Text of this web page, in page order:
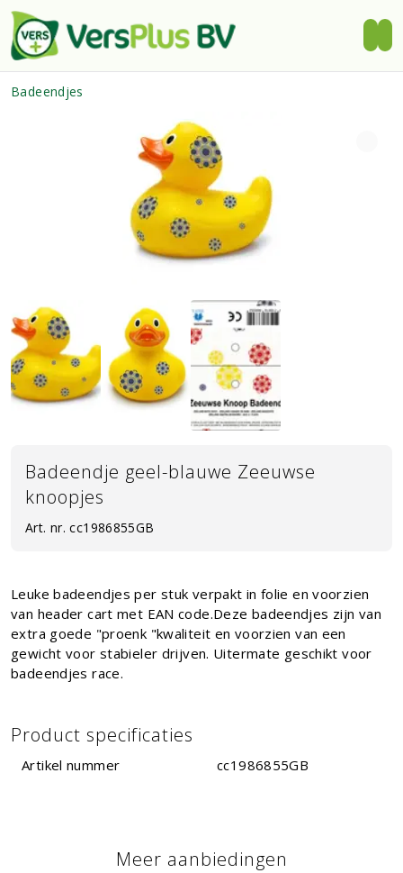
Badeendjes
Badeendje geel-blauwe Zeeuwse
knoopjes
Art. nr. cc1986855GB
Leuke badeendjes per stuk verpakt in folie en voorzien
van header cart met EAN code.Deze badeendjes zijn van
extra goede "proenk "kwaliteit en voorzien van een
gewicht voor stabieler drijven. Uitermate geschikt voor
badeendjes race.
Product specificaties
Artikel nummer cc1986855GB
Meer aanbiedingen